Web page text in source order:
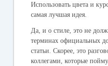
Использовать цвета и
самая лучшая идея.
Да, и о стиле, это не
терминах официальных
статьи. Скорее, это
коллегами, которые